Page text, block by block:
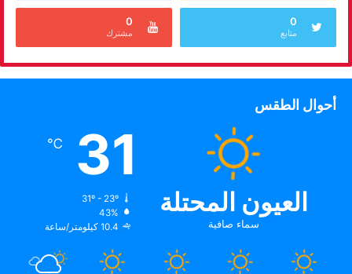
0
متابع
0
مشترك
أحوال الطقس
العيون المحتلة
سماء صافية
31
℃
31º - 23º
43%
10.4 كيلومتر/ساعة